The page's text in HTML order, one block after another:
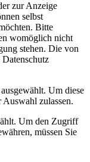
zur Anzeige
selbst
Bitte
womöglich nicht
stehen. Die von
Um diese
Auswahl zulassen.
Um den Zugriff
müssen Sie